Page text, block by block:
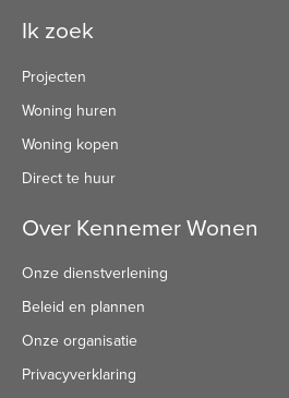
Ik zoek
Projecten
Woning huren
Woning kopen
Direct te huur
Over Kennemer Wonen
Onze dienstverlening
Beleid en plannen
Onze organisatie
Privacyverklaring